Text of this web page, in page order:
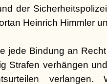
der
Heinrich Himmler
jede Bindung an
Strafen verhängen
verlangen.